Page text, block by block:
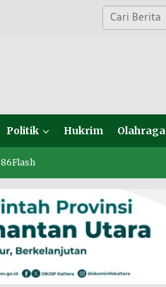
Politik Hukrim Olahraga
86Flash